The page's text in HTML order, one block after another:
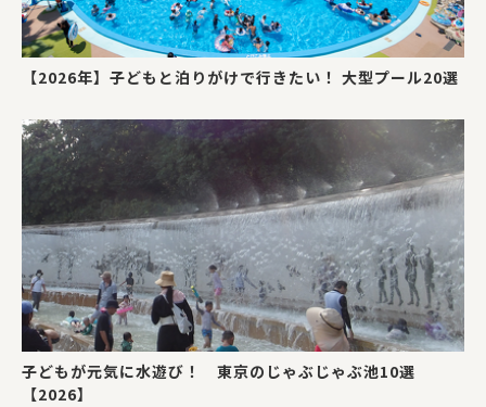
【2026年】子どもと泊りがけで行きたい！ 大型プール20選
子どもが元気に水遊び！ 東京のじゃぶじゃぶ池10選
【2026】